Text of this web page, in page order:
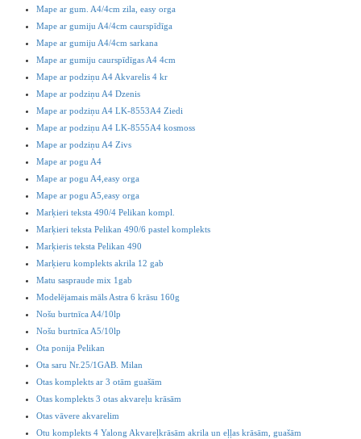
Mape ar gum. A4/4cm zila, easy orga
Mape ar gumiju A4/4cm caurspīdīga
Mape ar gumiju A4/4cm sarkana
Mape ar gumiju caurspīdīgas A4 4cm
Mape ar podziņu A4 Akvarelis 4 kr
Mape ar podziņu A4 Dzenis
Mape ar podziņu A4 LK-8553A4 Ziedi
Mape ar podziņu A4 LK-8555A4 kosmoss
Mape ar podziņu A4 Zivs
Mape ar pogu A4
Mape ar pogu A4,easy orga
Mape ar pogu A5,easy orga
Marķieri teksta 490/4 Pelikan kompl.
Marķieri teksta Pelikan 490/6 pastel komplekts
Marķieris teksta Pelikan 490
Marķieru komplekts akrila 12 gab
Matu saspraude mix 1gab
Modelējamais māls Astra 6 krāsu 160g
Nošu burtnīca A4/10lp
Nošu burtnīca A5/10lp
Ota ponija Pelikan
Ota saru Nr.25/1GAB. Milan
Otas komplekts ar 3 otām guašām
Otas komplekts 3 otas akvareļu krāsām
Otas vāvere akvarelim
Otu komplekts 4 Yalong Akvareļkrāsām akrila un eļļas krāsām, guašām